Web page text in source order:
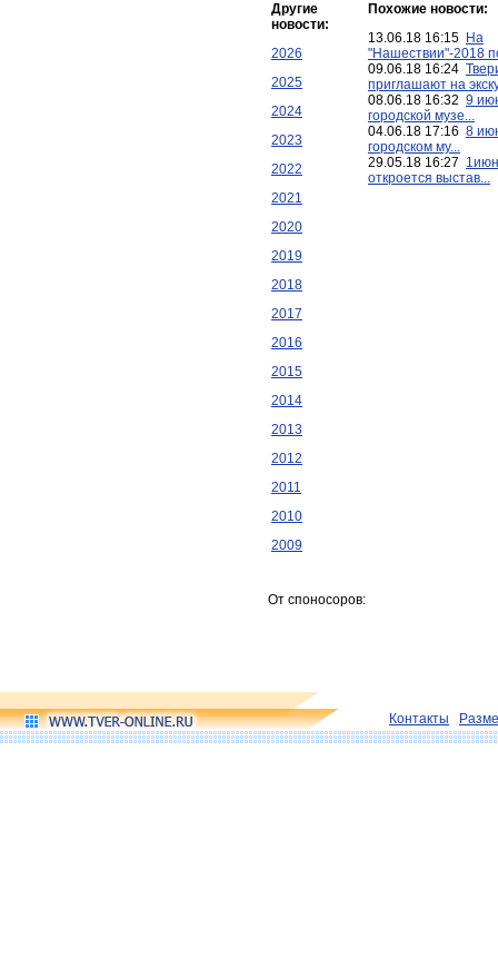
Другие
новости:
2026
2025
2024
2023
2022
2021
2020
2019
2018
2017
2016
2015
2014
2013
2012
2011
2010
2009
Похожие новости:
13.06.18 16:15 На
"Нашествии"-2018
09.06.18 16:24
приглашают на
08.06.18 16:32 9
городской музе...
04.06.18 17:16 8
городском му...
29.05.18 16:27
откроется выстав...
От споносоров:
Контакты